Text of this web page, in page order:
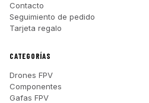
Contacto
Seguimiento de pedido
Tarjeta regalo
CATEGORÍAS
Drones FPV
Componentes
Gafas FPV